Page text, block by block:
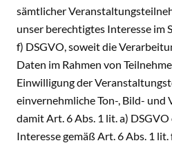
sämtlicher
unser berechtigtes Interesse im
f) DSGVO, soweit die
Daten im Rahmen von
Einwilligung der
einvernehmliche Ton-, Bild- und
damit Art. 6 Abs. 1 lit. a)
Interesse gemäß Art. 6 Abs. 1